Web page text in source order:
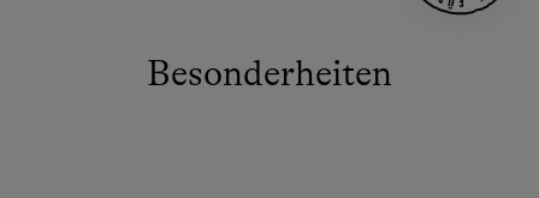
Besonderheiten